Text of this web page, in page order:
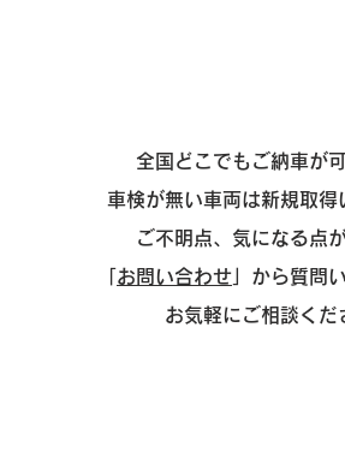
全国どこでもご納車が
車検が無い車両は新規取得
ご不明点、気になる点
お問い合わせ 」から質問
お気軽にご相談くだ